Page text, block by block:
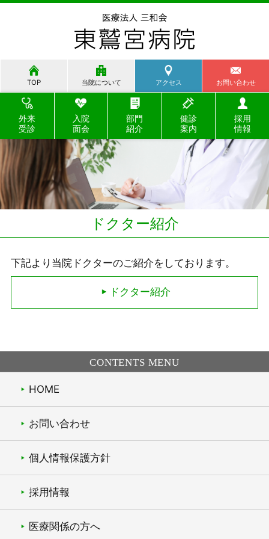
TOP 当院について アクセス お問い合わせ
外来
受診
入院
面会
部門
紹介
健診
案内
採用
情報
ドクター紹介
下記より当院ドクターのご紹介をしております。
ドクター紹介
CONTENTS MENU
HOME
お問い合わせ
個人情報保護方針
採用情報
医療関係の方へ